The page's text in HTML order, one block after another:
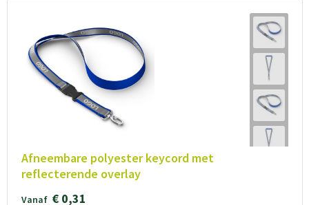
Afneembare polyester keycord met
reflecterende overlay
Vanaf € 0,31